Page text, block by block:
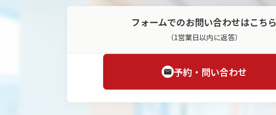
フォームでのお問い合わせはこちら
（1営業日以内に返答）
予約・問い合わせ